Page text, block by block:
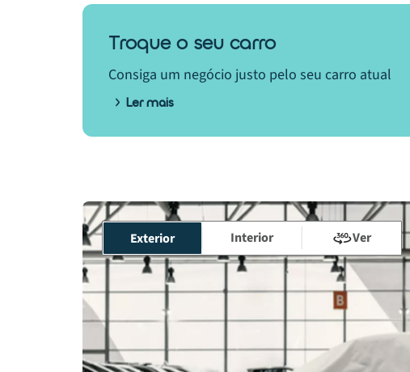
Troque o seu carro
Consiga um negócio justo pelo seu carro atual
Ler mais
Exterior Interior Ver